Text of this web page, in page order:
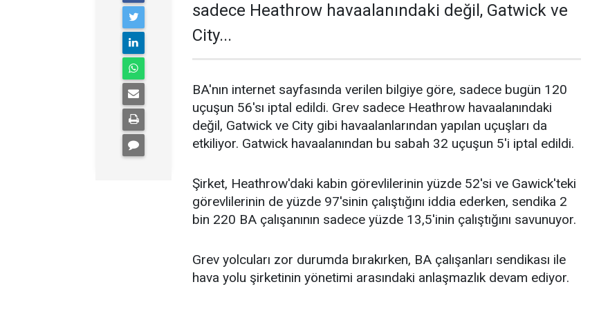
sadece Heathrow havaalanındaki değil, Gatwick ve
City...
BA'nın internet sayfasında verilen bilgiye göre, sadece bugün 120
uçuşun 56'sı iptal edildi. Grev sadece Heathrow havaalanındaki
değil, Gatwick ve City gibi havaalanlarından yapılan uçuşları da
etkiliyor. Gatwick havaalanından bu sabah 32 uçuşun 5'i iptal edildi.
Şirket, Heathrow'daki kabin görevlilerinin yüzde 52'si ve Gawick'teki
görevlilerinin de yüzde 97'sinin çalıştığını iddia ederken, sendika 2
bin 220 BA çalışanının sadece yüzde 13,5'inin çalıştığını savunuyor.
Grev yolcuları zor durumda bırakırken, BA çalışanları sendikası ile
hava yolu şirketinin yönetimi arasındaki anlaşmazlık devam ediyor.